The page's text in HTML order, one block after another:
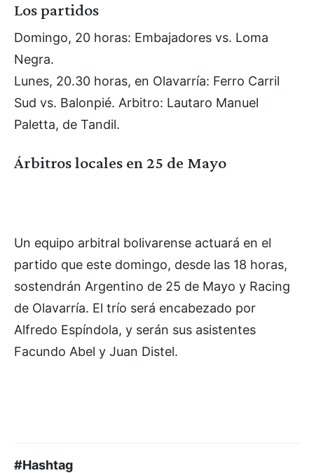
Los partidos
Domingo, 20 horas: Embajadores vs. Loma
Negra.
Lunes, 20.30 horas, en Olavarría: Ferro Carril
Sud vs. Balonpié. Arbitro: Lautaro Manuel
Paletta, de Tandil.
Árbitros locales en 25 de Mayo
Un equipo arbitral bolivarense actuará en el
partido que este domingo, desde las 18 horas,
sostendrán Argentino de 25 de Mayo y Racing
de Olavarría. El trío será encabezado por
Alfredo Espíndola, y serán sus asistentes
Facundo Abel y Juan Distel.
#Hashtag